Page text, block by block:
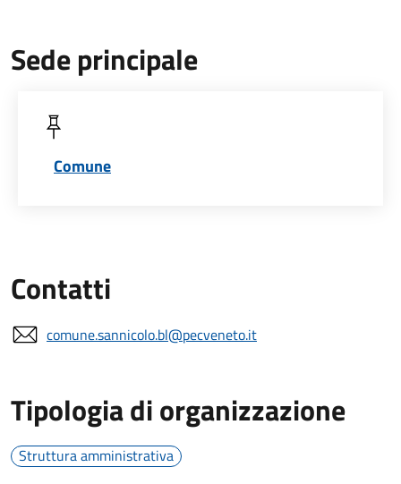
Sede principale
Comune
Contatti
comune.sannicolo.bl@pecveneto.it
Tipologia di organizzazione
Struttura amministrativa